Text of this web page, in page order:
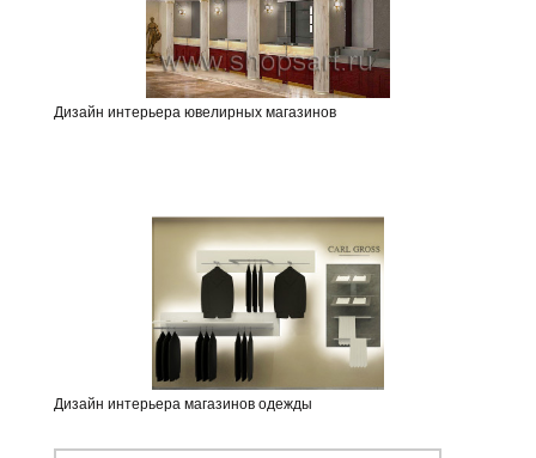
Дизайн интерьера ювелирных магазинов
Дизайн интерьера магазинов одежды